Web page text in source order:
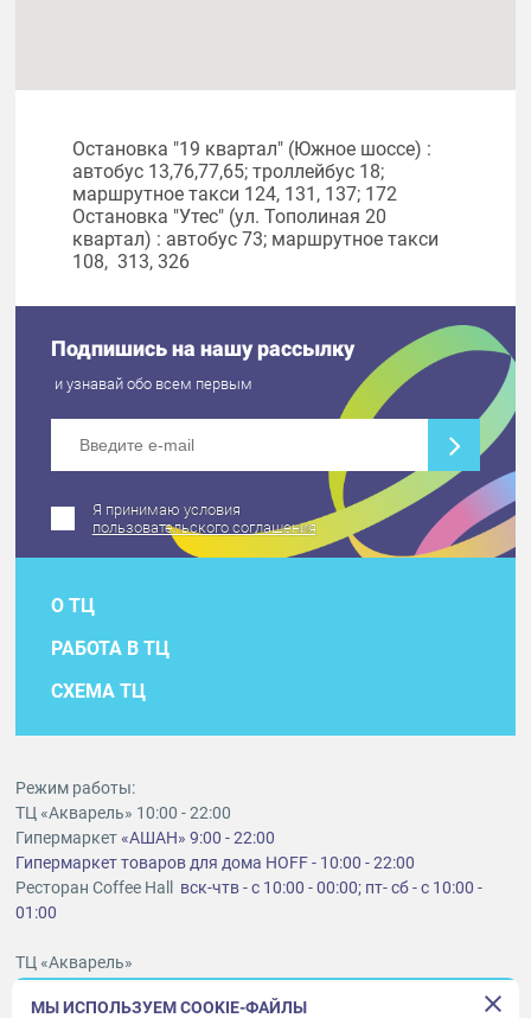
Остановка "19 квартал" (Южное шоссе) :
автобус 13,76,77,65; троллейбус 18;
маршрутное такси 124, 131, 137; 172
Остановка "Утес" (ул. Тополиная 20
квартал) : автобус 73; маршрутное такси
108, 313, 326
Подпишись на нашу рассылку
и узнавай обо всем первым
Я принимаю условия
пользовательского соглашения
О ТЦ
РАБОТА В ТЦ
СХЕМА ТЦ
Режим работы:
ТЦ «Акварель» 10:00 - 22:00
Гипермаркет«АШАН» 9:00 - 22:00
Гипермаркет товаров для дома HOFF - 10:00 - 22:00
Ресторан Coffee Hall вск-чтв - с 10:00 - 00:00; пт- сб - с 10:00 -
01:00
ТЦ «Акварель»
МЫ ИСПОЛЬЗУЕМ COOKIE-ФАЙЛЫ